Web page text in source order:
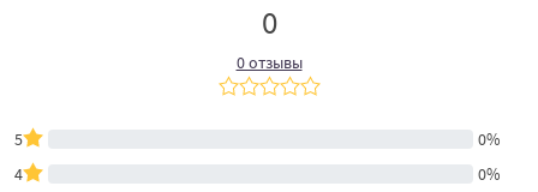
0
0 отзывы
5
0%
4
0%